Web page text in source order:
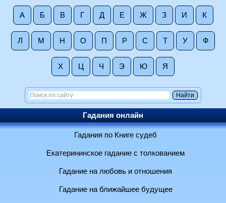
А Б В Г Д Е Ж З И К
Л М Н О П Р С Т У Ф
Х Ц Ч Э Ю Я
Гадания онлайн
Гадания по Книге судеб
Екатерининское гадание с толкованием
Гадание на любовь и отношения
Гадание на ближайшее будущее